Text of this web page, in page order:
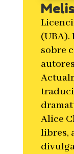
(UBA).
sobre
Alice
libres,